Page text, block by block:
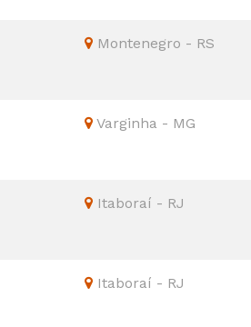
Montenegro - RS
Varginha - MG
Itaboraí - RJ
Itaboraí - RJ